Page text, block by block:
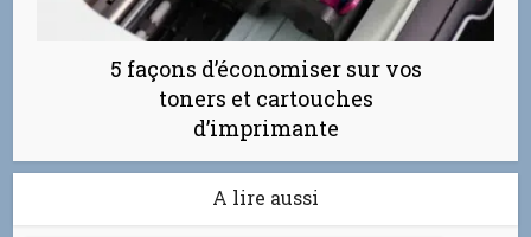
5 façons d’économiser sur vos
toners et cartouches
d’imprimante
A lire aussi